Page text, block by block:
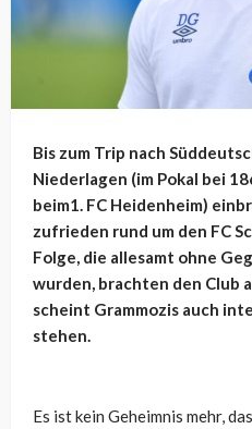
Bis zum Trip nach
Niederlagen (im Pokal bei
beim1. FC Heidenheim)
zufrieden rund um den FC
Folge, die allesamt ohne
wurden, brachten den Club
scheint Grammozis auch
stehen.
Es ist kein Geheimnis mehr,